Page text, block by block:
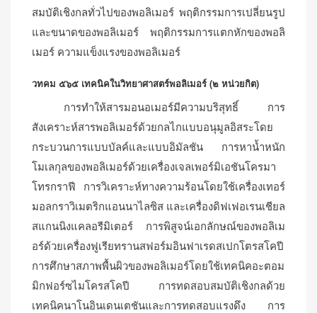
สมบัติเชิงกลทั่วไปของพอลิเมอร์ พฤติกรรมการเปลี่ยนรูป
และขนาดของพอลิเมอร์ พฤติกรรมการแตกหักของพอลิ
เมอร์ ความแข็งแรงของพอลิเมอร์
วทคม ๕๖๕ เทคนิคในวิทยาศาสตร์พอลิเมอร์ (๒ หน่วยกิต)
การทำให้สารมอนอเมอร์มีความบริสุทธิ์ การ
สังเคราะห์สารพอลิเมอร์ด้วยกลไกแบบอนุมูลอิสระโดย
กระบวนการแบบบัลค์และแบบอิมัลชัน การหาน้ำหนัก
โมเลกุลของพอลิเมอร์ด้วยเครื่องเจลเพอร์มิเอชันโครมา
โทรกราฟี การวิเคราะห์ทางความร้อนโดยใช้เครื่องเทอร์
มอลกราวิเมตริกแอนนาไลซิส และเครื่องดิฟเฟอเรนเชียล
สแกนนิงแคลอรีมิเตอร์ การพิสูจน์เอกลักษณ์ของพอลิเม
อร์ด้วยเครื่องฟูเรียทรานสฟอร์มอินฟาเรดสเปกโตรสโคปี
การศึกษาสภาพพื้นผิวของพอลิเมอร์โดยใช้เทคนิคอะตอม
มิกฟอร์ซไมโครสโคปี การทดสอบสมบัติเชิงกลด้วย
เทคนิคนาโนอินเดนเตชันและการทดสอบแรงดึง การ